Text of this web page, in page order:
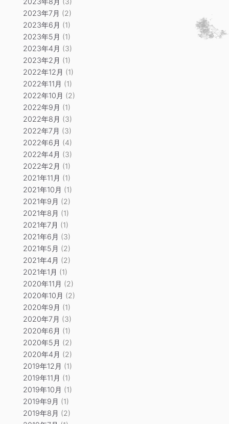
2023年7月 (2)
2023年6月 (1)
2023年5月 (1)
2023年4月 (3)
2023年2月 (1)
2022年12月 (1)
2022年11月 (1)
2022年10月 (2)
2022年9月 (1)
2022年8月 (3)
2022年7月 (3)
2022年6月 (4)
2022年4月 (3)
2022年2月 (1)
2021年11月 (1)
2021年10月 (1)
2021年9月 (2)
2021年8月 (1)
2021年7月 (1)
2021年6月 (3)
2021年5月 (2)
2021年4月 (2)
2021年1月 (1)
2020年11月 (2)
2020年10月 (2)
2020年9月 (1)
2020年7月 (3)
2020年6月 (1)
2020年5月 (2)
2020年4月 (2)
2019年12月 (1)
2019年11月 (1)
2019年10月 (1)
2019年9月 (1)
2019年8月 (2)